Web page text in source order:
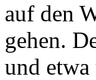
auf den
gehen.
und